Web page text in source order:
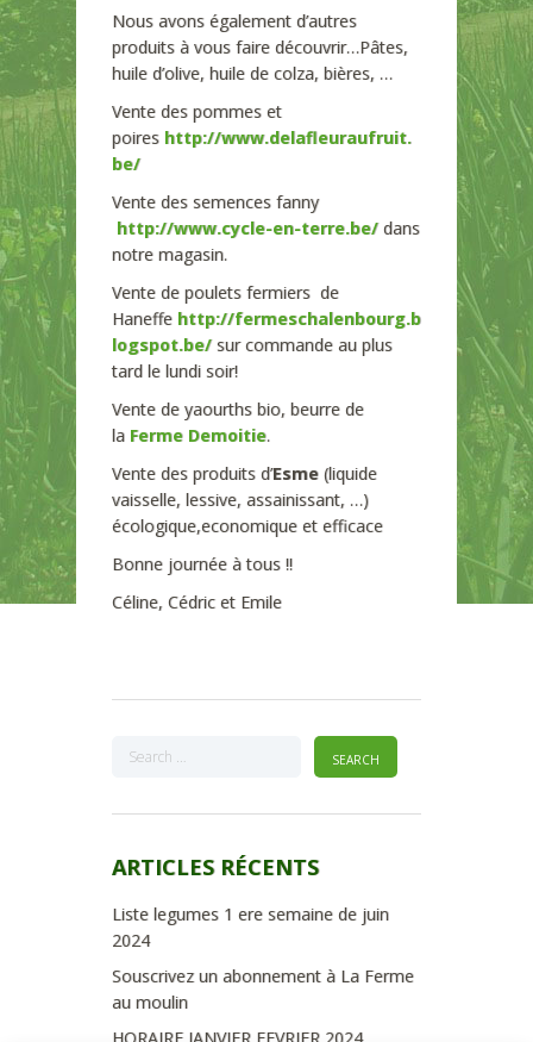
Nous avons également d’autres
produits à vous faire découvrir…Pâtes,
huile d’olive, huile de colza, bières, …
Vente des pommes et
poires http://www.delafleuraufruit.
be/
Vente des semences fanny
http://www.cycle-en-terre.be/ dans
notre magasin.
Vente de poulets fermiers de
Haneffe http://fermeschalenbourg.b
logspot.be/ sur commande au plus
tard le lundi soir!
Vente de yaourths bio, beurre de
la Ferme Demoitie.
Vente des produits d’Esme (liquide
vaisselle, lessive, assainissant, …)
écologique,economique et efficace
Bonne journée à tous !!
Céline, Cédric et Emile
ARTICLES RÉCENTS
Liste legumes 1 ere semaine de juin
2024
Souscrivez un abonnement à La Ferme
au moulin